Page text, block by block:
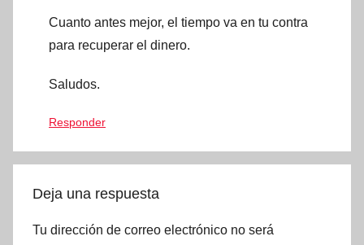
Cuanto antes mejor, el tiempo va en tu contra
para recuperar el dinero.
Saludos.
Responder
Deja una respuesta
Tu dirección de correo electrónico no será